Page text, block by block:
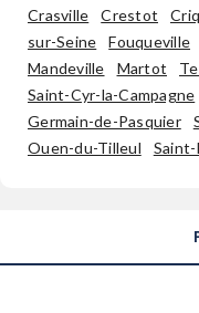
LA
GAZETTE
Crasville
Crestot
sur-Seine
Fouqueville
Mandeville
Martot
Saint-Cyr-la-Campagne
Germain-de-Pasquier
Ouen-du-Tilleul